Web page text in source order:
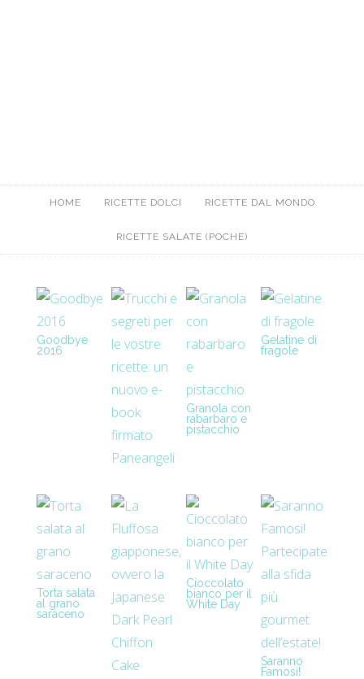
HOME RICETTE DOLCI RICETTE DAL MONDO
RICETTE SALATE (POCHE)
Goodbye
2016
le …
Granola con
rabarbaro e
pistacchio
Gelatine di
fragole
Torta salata
al grano
saraceno
Cioccolato
bianco per il
White Day
Saranno
Famosi!